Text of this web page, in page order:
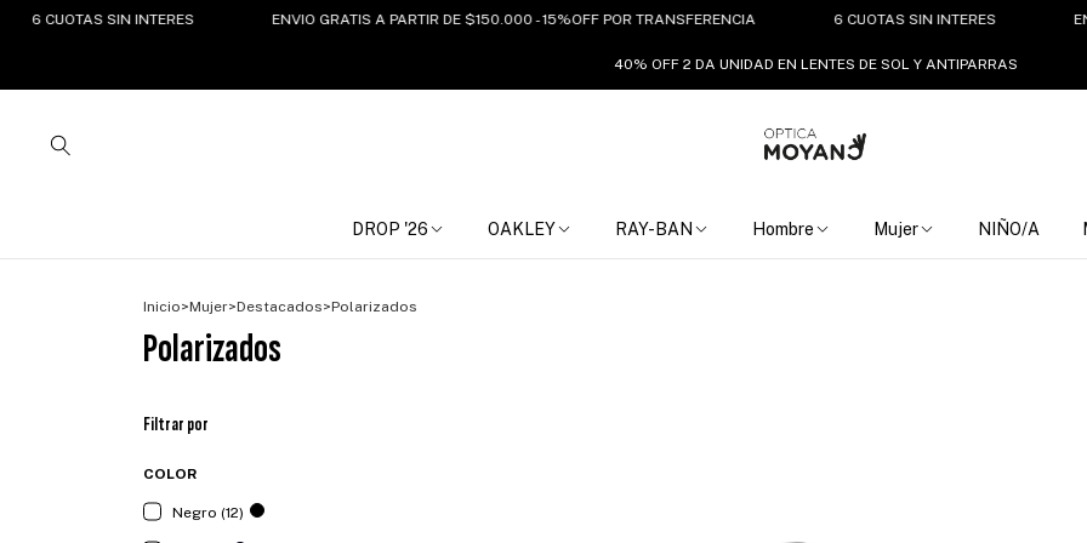
SIN INTERES ENVIO GRATIS A PARTIR DE $150.000 - 15%OFF POR TRANSFERENCIA 6 CUOTAS SIN INTERES ENVIO
40% OFF 2 DA UNIDAD EN LENTES DE SOL Y ANTIPARRAS
DROP '26 OAKLEY RAY-BAN Hombre Mujer NIÑO/A
Inicio>Mujer>Destacados>Polarizados
Polarizados
Filtrar por
COLOR
Negro (12)